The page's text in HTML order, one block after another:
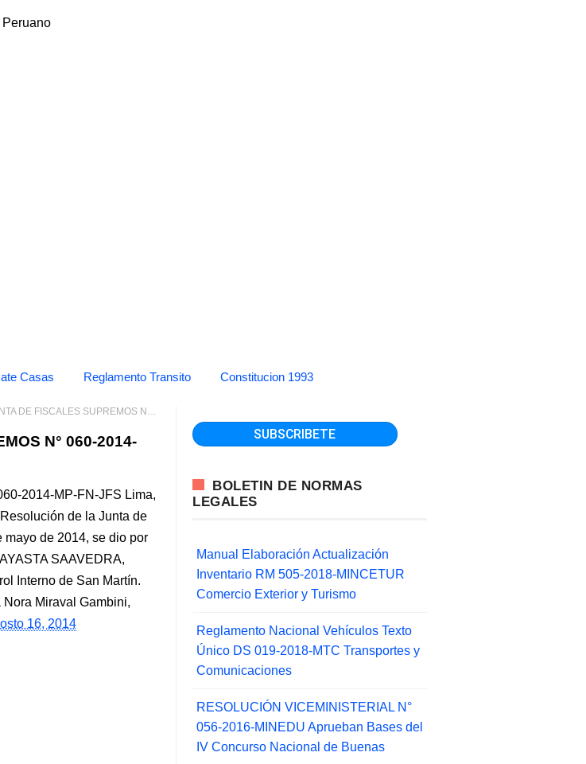
Casas Reglamento Transito Constitucion 1993
SUPREMOS N° 060-2014-MP-FN-JFS
N° 060-2014-
2014-MP-FN-JFS Lima,
de la Junta de
mayo de 2014, se dio por
SAAVEDRA,
Interno de San Martín.
Miraval Gambini,
16, 2014
BOLETIN DE NORMAS
LEGALES
Manual Elaboración Actualización
Inventario RM 505-2018-MINCETUR
Comercio Exterior y Turismo
Reglamento Nacional Vehículos Texto
Único DS 019-2018-MTC Transportes y
Comunicaciones
RESOLUCIÓN VICEMINISTERIAL N°
056-2016-MINEDU Aprueban Bases del
IV Concurso Nacional de Buenas